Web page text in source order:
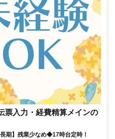
票入力・経費精算メインの
期】残業少なめ◆17時台定時！